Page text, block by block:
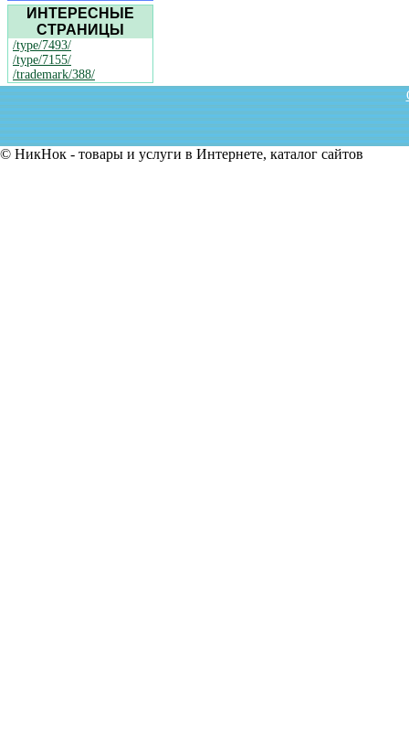
ИНТЕРЕСНЫЕ
СТРАНИЦЫ
/type/7493/
/type/7155/
/trademark/388/
© НикНок - товары и услуги в Интернете, каталог сайтов